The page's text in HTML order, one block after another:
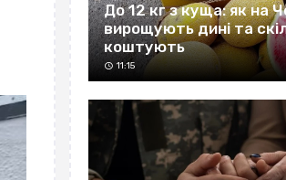
До 12 кг з куща: як на
вирощують дині та
коштують
11:15